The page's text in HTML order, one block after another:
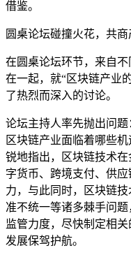
借鉴。
圆桌论坛碰撞火花，共
在圆桌论坛环节，来自
在一起，就“区块链产业
了热烈而深入的讨论。
论坛主持人率先抛出问题
区块链产业面临着哪些
锐地指出，区块链技术
字货币、跨境支付、供
力，与此同时，区块链
准不统一等诸多棘手问
监管力度，尽快制定相
发展保驾护航。